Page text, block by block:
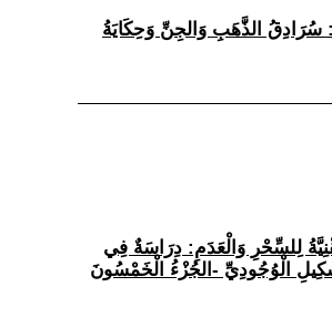
سُرَادِقُ الذَّهَبِ وَالجِنِّ وَحِكَايَةُ
لِلسِّحْرِ وَالْعَدَمِ: دِرَاسَةٌ فِي
الْوُجُودِيِّ -الجُزْءُ الْخَمْسُونَ